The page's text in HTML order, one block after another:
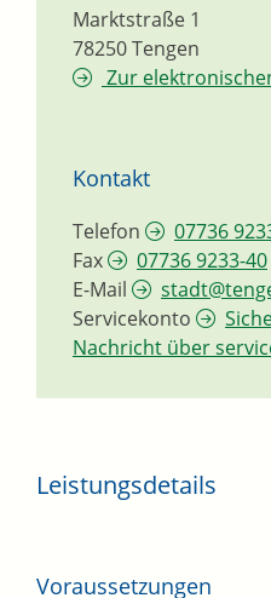
Marktstraße 1
78250Tengen
Zur
Kontakt
Telefon
07736
Fax
07736 9233-40
E-Mail
Servicekonto
Nachricht über
Leistungsdetails
Voraussetzungen